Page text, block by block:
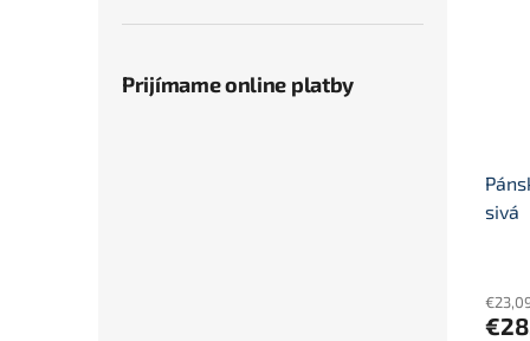
Prijímame online platby
sivá